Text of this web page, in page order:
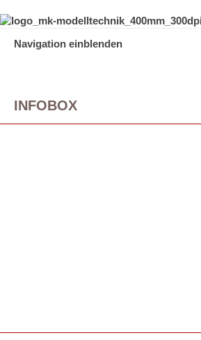
Navigation einblenden
INFOBOX